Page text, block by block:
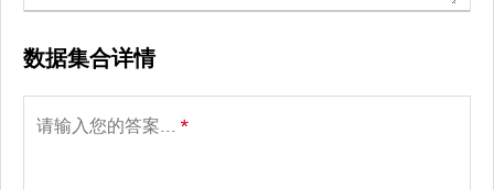
数据集合详情
请输入您的答案... *